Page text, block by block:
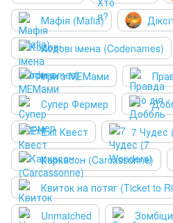
Мафія (Mafia)
Кодові імена (Codenames)
Ігри з МЕМами
Супер Фермер
Exit Квест
7 Чудес
Каркасон (Carcassonne)
Квиток на потяг (Ticket to
Unmatched